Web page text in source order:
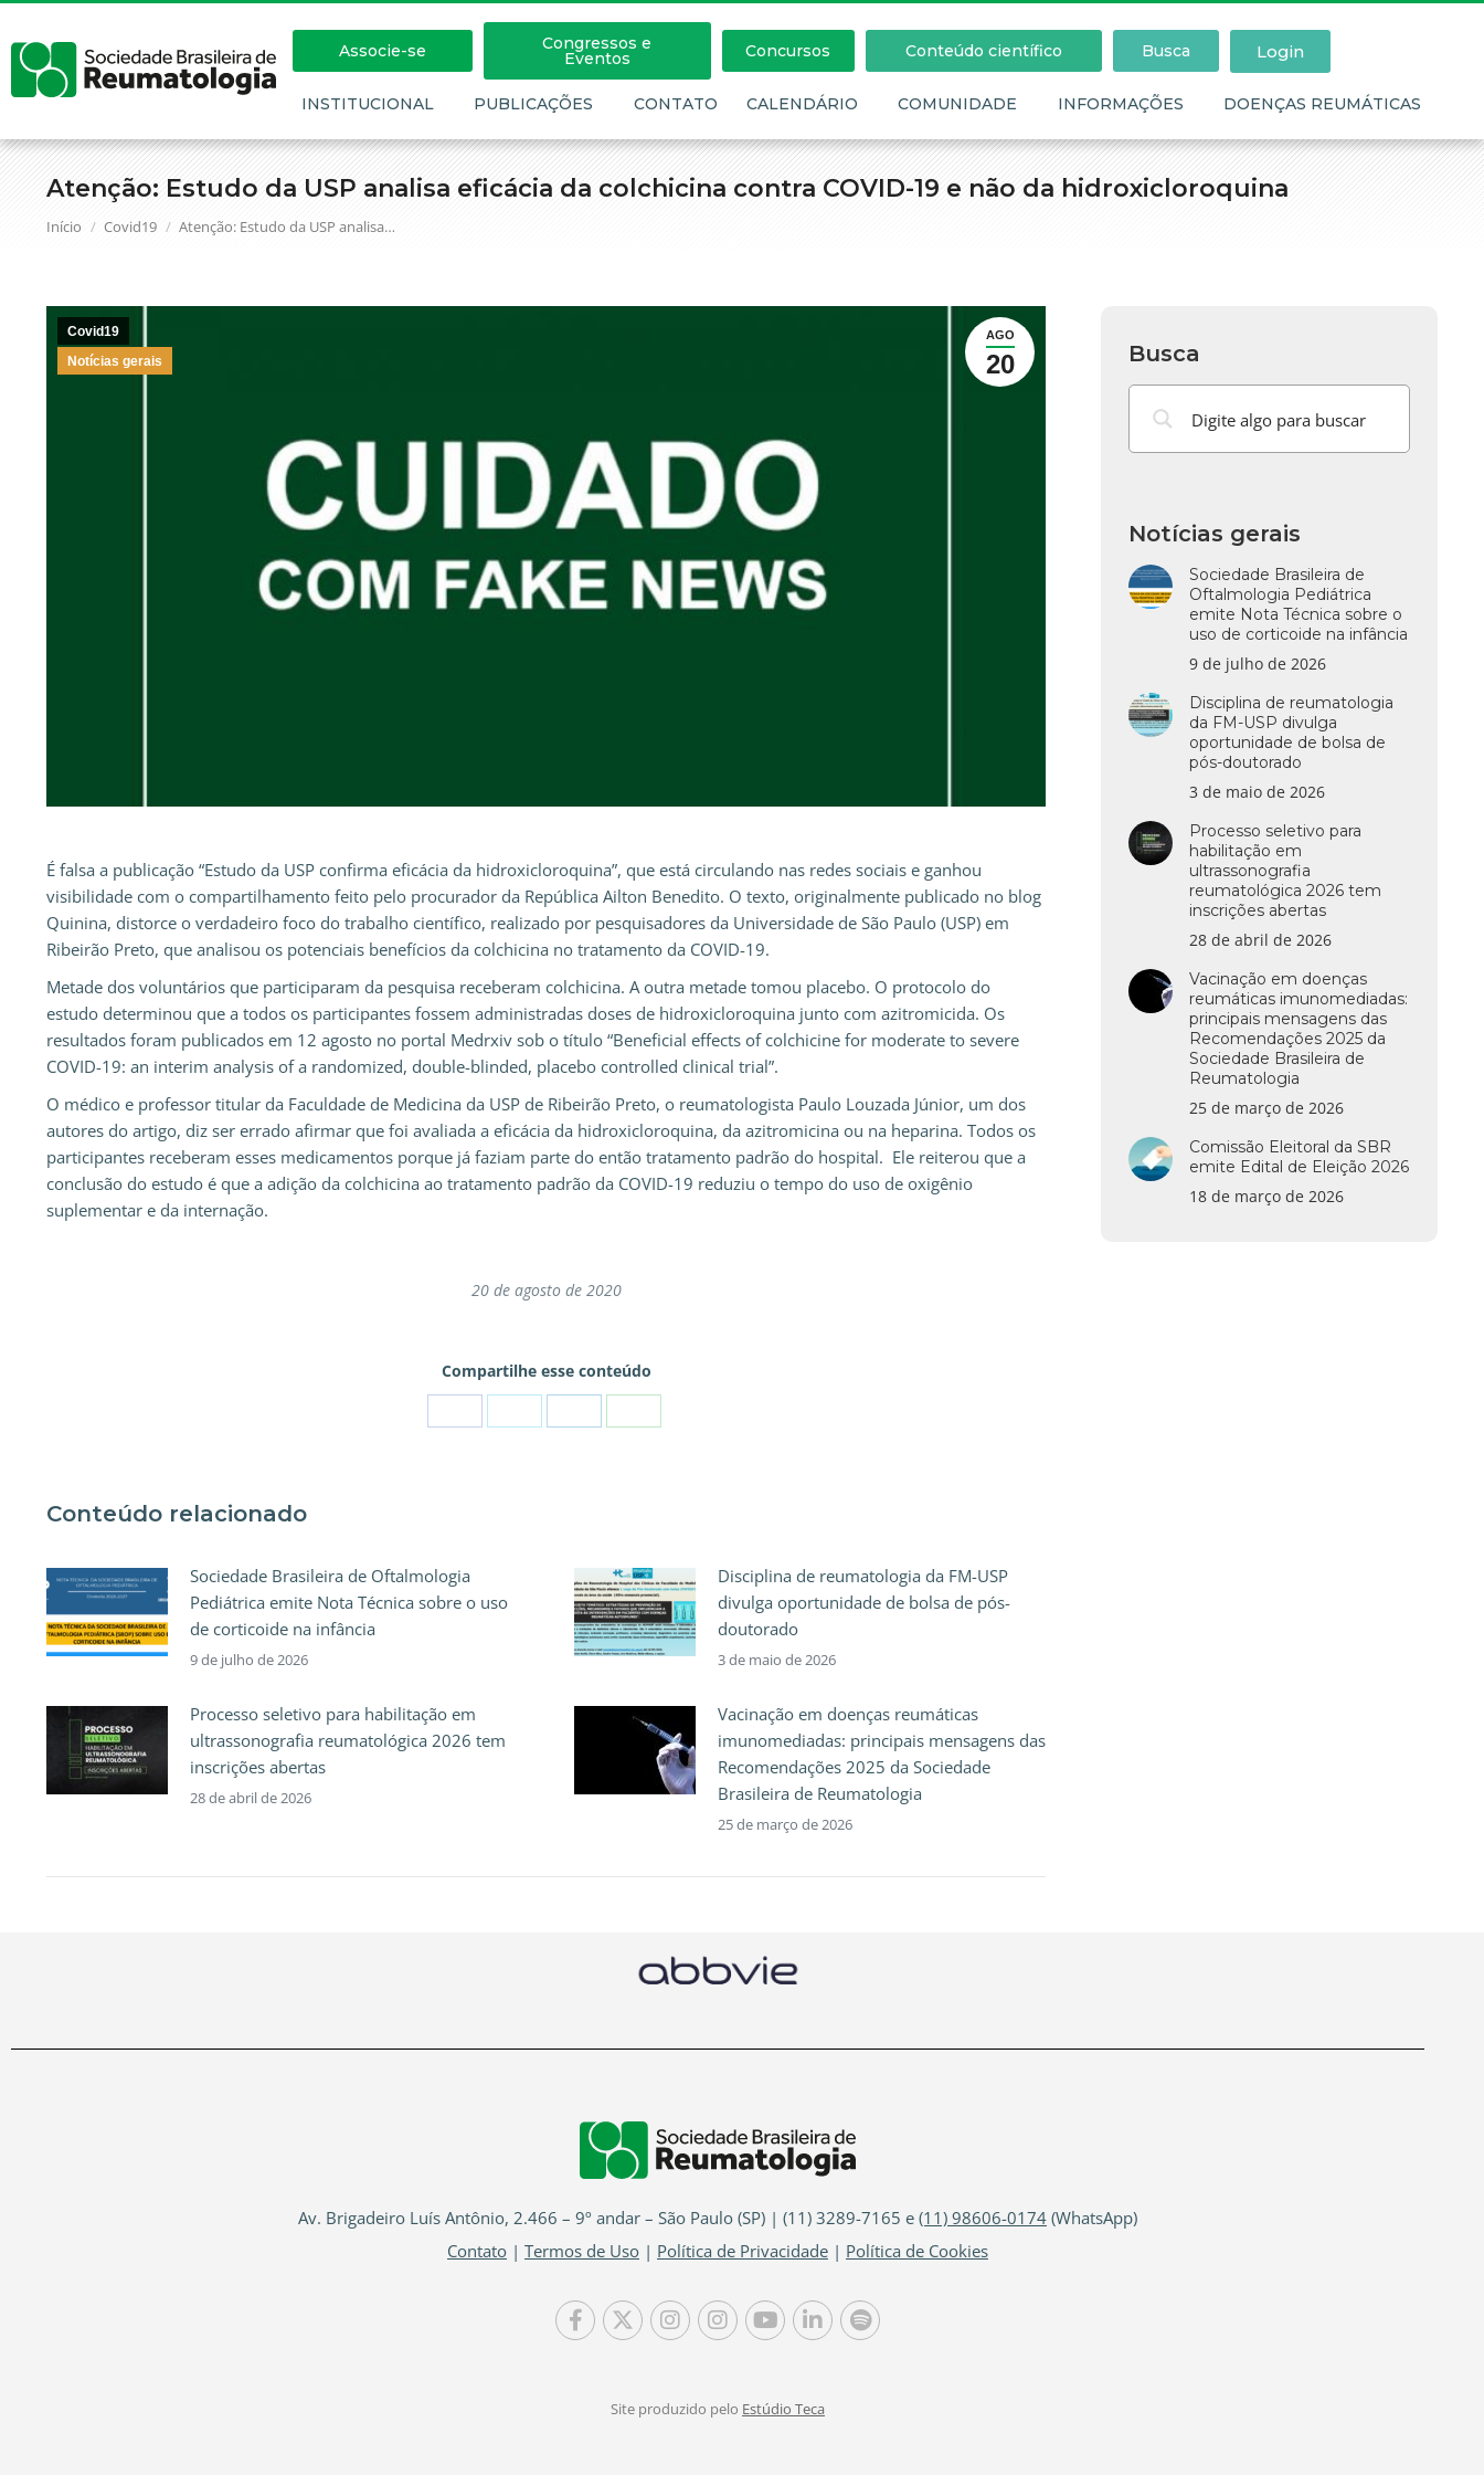
Atenção: Estudo da USP analisa eficácia da colchicina contra COVID-19 e não da hidroxicloroquina
Você está aqui:
Início Covid19 Atenção: Estudo da USP analisa…
Associe-se Congressos e
Eventos Concursos Conteúdo científico Busca Login
INSTITUCIONAL PUBLICAÇÕES CONTATO CALENDÁRIO COMUNIDADE INFORMAÇÕES DOENÇAS REUMÁTICAS
AGO
20
Covid19
Notícias gerais
É falsa a publicação “Estudo da USP confirma eficácia da hidroxicloroquina”, que está circulando nas redes sociais e ganhou
visibilidade com o compartilhamento feito pelo procurador da República Ailton Benedito. O texto, originalmente publicado no blog
Quinina, distorce o verdadeiro foco do trabalho científico, realizado por pesquisadores da Universidade de São Paulo (USP) em
Ribeirão Preto, que analisou os potenciais benefícios da colchicina no tratamento da COVID-19.
Metade dos voluntários que participaram da pesquisa receberam colchicina. A outra metade tomou placebo. O protocolo do
estudo determinou que a todos os participantes fossem administradas doses de hidroxicloroquina junto com azitromicida. Os
resultados foram publicados em 12 agosto no portal Medrxiv sob o título “Beneficial effects of colchicine for moderate to severe
COVID-19: an interim analysis of a randomized, double-blinded, placebo controlled clinical trial”.
O médico e professor titular da Faculdade de Medicina da USP de Ribeirão Preto, o reumatologista Paulo Louzada Júnior, um dos
autores do artigo, diz ser errado afirmar que foi avaliada a eficácia da hidroxicloroquina, da azitromicina ou na heparina. Todos os
participantes receberam esses medicamentos porque já faziam parte do então tratamento padrão do hospital. Ele reiterou que a
conclusão do estudo é que a adição da colchicina ao tratamento padrão da COVID-19 reduziu o tempo do uso de oxigênio
suplementar e da internação.
20 de agosto de 2020
Compartilhe esse conteúdo
Conteúdo relacionado
Sociedade Brasileira de Oftalmologia
Pediátrica emite Nota Técnica sobre o uso
de corticoide na infância
9 de julho de 2026
Disciplina de reumatologia da FM-USP
divulga oportunidade de bolsa de pós-
doutorado
3 de maio de 2026
Processo seletivo para habilitação em
ultrassonografia reumatológica 2026 tem
inscrições abertas
28 de abril de 2026
Vacinação em doenças reumáticas
imunomediadas: principais mensagens das
Recomendações 2025 da Sociedade
Brasileira de Reumatologia
25 de março de 2026
Busca
Notícias gerais
Sociedade Brasileira de
Oftalmologia Pediátrica
emite Nota Técnica sobre o
uso de corticoide na infância
9 de julho de 2026
Disciplina de reumatologia
da FM-USP divulga
oportunidade de bolsa de
pós-doutorado
3 de maio de 2026
Processo seletivo para
habilitação em
ultrassonografia
reumatológica 2026 tem
inscrições abertas
28 de abril de 2026
Vacinação em doenças
reumáticas imunomediadas:
principais mensagens das
Recomendações 2025 da
Sociedade Brasileira de
Reumatologia
25 de março de 2026
Comissão Eleitoral da SBR
emite Edital de Eleição 2026
18 de março de 2026
Av. Brigadeiro Luís Antônio, 2.466 – 9º andar – São Paulo (SP) | (11) 3289-7165 e (11) 98606-0174 (WhatsApp)
Contato | Termos de Uso | Política de Privacidade | Política de Cookies
Site produzido pelo Estúdio Teca